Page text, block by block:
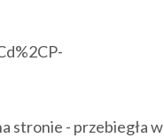
stronie - przebiegła w